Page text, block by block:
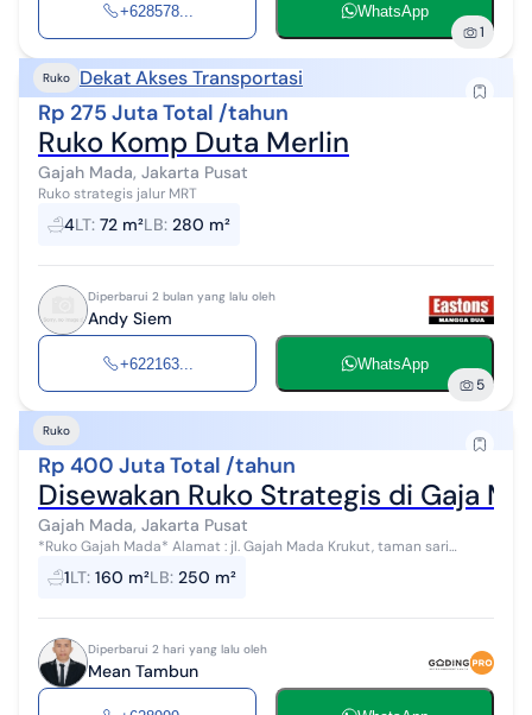
+628578... WhatsApp
1
Ruko Dekat Akses Transportasi
Rp 275 Juta Total /tahun
Ruko Komp Duta Merlin
Gajah Mada, Jakarta Pusat
Ruko strategis jalur MRT
4LT: 72 m²LB: 280 m²
Diperbarui 2 bulan yang lalu oleh
Andy Siem
+622163... WhatsApp
5
Ruko
Rp 400 Juta Total /tahun
Disewakan Ruko Strategis di Gaja
Gajah Mada, Jakarta Pusat
*Ruko Gajah Mada* Alamat : jl. Gajah Mada Krukut, taman sari
Jakarta Barat Luas Tanah : 160m2 Luas Bangunan : 259m2 Seritifikat
: SHM 3 lantai+...
1LT: 160 m²LB: 250 m²
Diperbarui 2 hari yang lalu oleh
Mean Tambun